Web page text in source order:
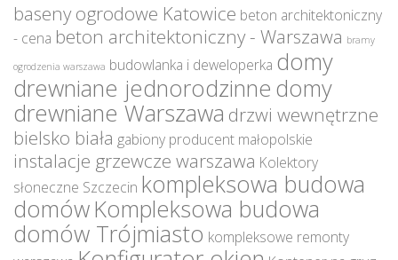
baseny ogrodowe Katowice beton architektoniczny
- cena beton architektoniczny - Warszawa bramy
ogrodzenia warszawa budowlanka i deweloperka domy
drewniane jednorodzinne domy
drewniane Warszawa drzwi wewnętrzne
bielsko biała gabiony producent małopolskie
instalacje grzewcze warszawa Kolektory
słoneczne Szczecin kompleksowa budowa
domówKompleksowa budowa
domów Trójmiasto kompleksowe remonty